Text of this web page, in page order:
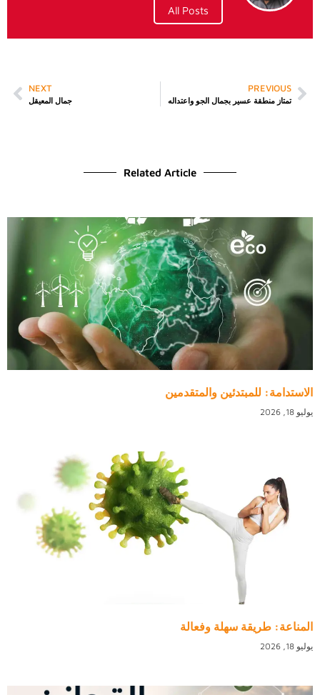
All Posts
PREVIOUS
تمتاز منطقة عسير بجمال الجو واعتداله
NEXT
جمال المعيقل
Related Article
الاستدامة: للمبتدئين والمتقدمين
يوليو 18, 2026
المناعة: طريقة سهلة وفعالة
يوليو 18, 2026